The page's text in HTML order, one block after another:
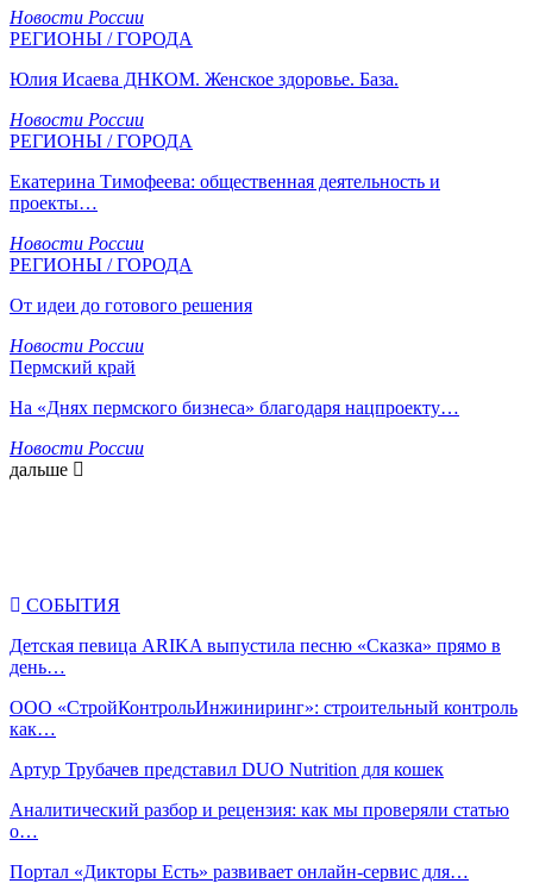
Новости России
РЕГИОНЫ / ГОРОДА
Юлия Исаева ДНКОМ. Женское здоровье. База.
Новости России
РЕГИОНЫ / ГОРОДА
Екатерина Тимофеева: общественная деятельность и
проекты…
Новости России
РЕГИОНЫ / ГОРОДА
От идеи до готового решения
Новости России
Пермский край
На «Днях пермского бизнеса» благодаря нацпроекту…
Новости России
дальше
СОБЫТИЯ
Детская певица ARIKA выпустила песню «Сказка» прямо в
день…
ООО «СтройКонтрольИнжиниринг»: строительный контроль
как…
Артур Трубачев представил DUO Nutrition для кошек
Аналитический разбор и рецензия: как мы проверяли статью
о…
Портал «Дикторы Есть» развивает онлайн-сервис для…